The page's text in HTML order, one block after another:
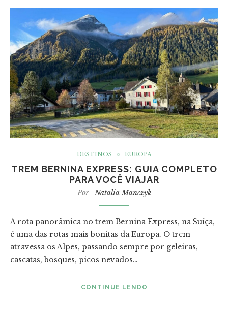
DESTINOS EUROPA
TREM BERNINA EXPRESS: GUIA COMPLETO
PARA VOCÊ VIAJAR
Por Natalia Manczyk
A rota panorâmica no trem Bernina Express, na Suíça,
é uma das rotas mais bonitas da Europa. O trem
atravessa os Alpes, passando sempre por geleiras,
cascatas, bosques, picos nevados…
CONTINUE LENDO